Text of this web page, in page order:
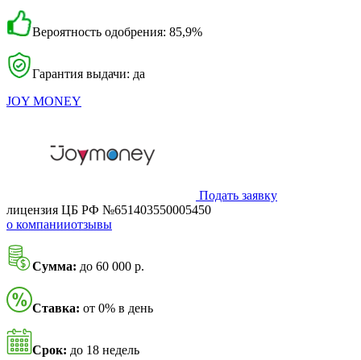
Вероятность одобрения: 85,9%
Гарантия выдачи: да
JOY MONEY
Подать заявку
лицензия ЦБ РФ №651403550005450
о компанииотзывы
Сумма: до 60 000 р.
Ставка: от 0% в день
Срок: до 18 недель